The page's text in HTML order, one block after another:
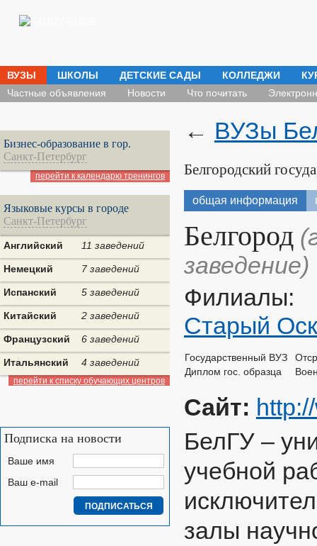
ВУЗЫ ШКОЛЫ ДЕТСКИЕ САДЫ КОЛЛЕДЖИ
Частные объявления
Новости Что почитать
← ВУЗы
Белгородский
общая информация
Белгород
заведение)
Филиалы:
Старый
Государственный ВУЗ
Диплом гос. образца
Сайт:
БелГУ –
учебной
залы
Бизнес-образование в гор.
Санкт-Петербург
перейти к календарю тренингов
Языковые курсы в городе
Санкт-Петербург
Английский 11 заведений
Немецкий 7 заведений
Испанский 5 заведений
Китайский 2 заведений
Французский 6 заведений
Итальянский 4 заведений
перейти к списку обучающих центров
Подписка на новости
Ваше имя
Ваш e-mail